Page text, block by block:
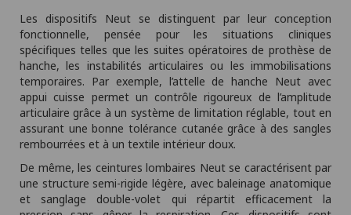
Les dispositifs Neut se distinguent par leur conception
fonctionnelle, pensée pour les situations cliniques
spécifiques telles que les suites opératoires de prothèse de
hanche, les instabilités articulaires ou les immobilisations
temporaires. Par exemple, l’attelle de hanche Neut avec
appui cuisse permet un contrôle rigoureux de l’amplitude
articulaire grâce à un système de limitation réglable, tout en
assurant une bonne tolérance cutanée grâce à des sangles
rembourrées et à un textile intérieur doux.
De même, les ceintures lombaires Neut se caractérisent par
une structure semi-rigide légère, avec baleinage anatomique
et sanglage double-volet qui répartit efficacement la